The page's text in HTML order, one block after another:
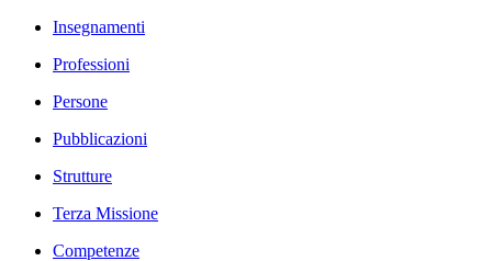
Insegnamenti
Professioni
Persone
Pubblicazioni
Strutture
Terza Missione
Competenze